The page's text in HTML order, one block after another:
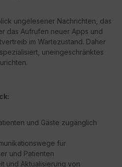
ungelesener Nachrichten, das
das Aufrufen neuer Apps und
im Wartezustand. Daher
uneingeschränktes
und Gäste zugänglich
für
und Patienten
und Aktualisierung von